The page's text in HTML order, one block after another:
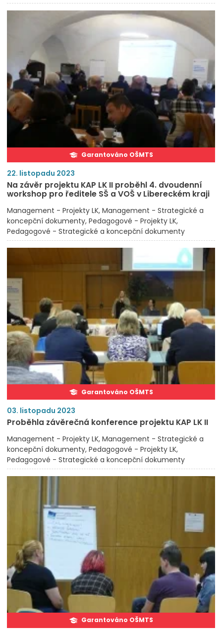
Garantováno OŠMTS
22. listopadu 2023
Na závěr projektu KAP LK II proběhl 4. dvoudenní
workshop pro ředitele SŠ a VOŠ v Libereckém kraji
Management - Projekty LK Management - Strategické a
koncepční dokumenty Pedagogové - Projekty LK
Pedagogové - Strategické a koncepční dokumenty
Garantováno OŠMTS
03. listopadu 2023
Proběhla závěrečná konference projektu KAP LK II
Management - Projekty LK Management - Strategické a
koncepční dokumenty Pedagogové - Projekty LK
Pedagogové - Strategické a koncepční dokumenty
Garantováno OŠMTS